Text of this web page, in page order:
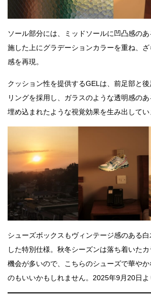
ソール部分には、ミッドソールに凹凸感の
施した上にグラデーションカラーを重ね、
感を再現。
クッション性を提供するGELは、前足部と
リングを採用し、ガラスのような透明感の
埋め込まれたような視覚効果を生み出してい
シューズボックスもヴィンテージ感のある
した特別仕様。秋冬シーズンは落ち着いた
機会が多いので、こちらのシューズで華や
のもいいかもしれません。2025年9月20日よ